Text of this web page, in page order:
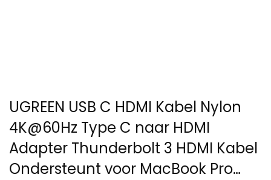
UGREEN USB C HDMI Kabel Nylon
4K@60Hz Type C naar HDMI
Adapter Thunderbolt 3 HDMI Kabel
Ondersteunt voor MacBook Pro…